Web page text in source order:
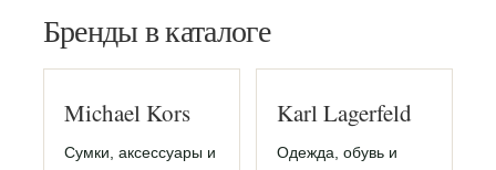
Бренды в каталоге
Michael Kors
Сумки, аксессуары и
Karl Lagerfeld
Одежда, обувь и